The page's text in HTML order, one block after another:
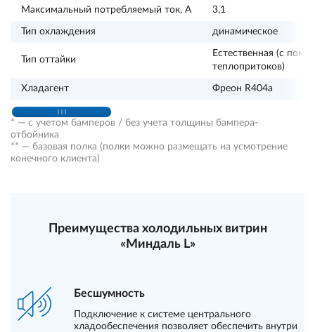
Максимальный потребляемый ток, А 3,1
Тип охлаждения динамическое
Тип оттайки
Естественная (с
теплопритоков)
Хладагент Фреон R404a
* — с учетом бамперов / без учета толщины бампера-
отбойника
** — базовая полка (полки можно размещать на усмотрение
конечного клиента)
Преимущества холодильных витрин
«Миндаль L»
Бесшумность
Подключение к системе центрального
хладообеспечения позволяет обеспечить внутри